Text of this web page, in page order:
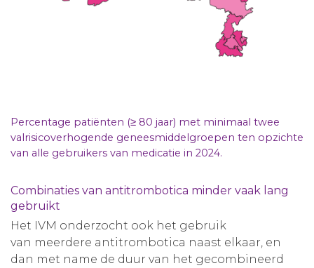
Percentage patiënten (≥ 80 jaar) met minimaal twee
valrisicoverhogende geneesmiddelgroepen ten opzichte
van alle gebruikers van medicatie in 2024.
Combinaties van antitrombotica minder vaak lang
gebruikt
Het IVM onderzocht ook het gebruik
van meerdere antitrombotica naast elkaar, en
dan met name de duur van het gecombineerd